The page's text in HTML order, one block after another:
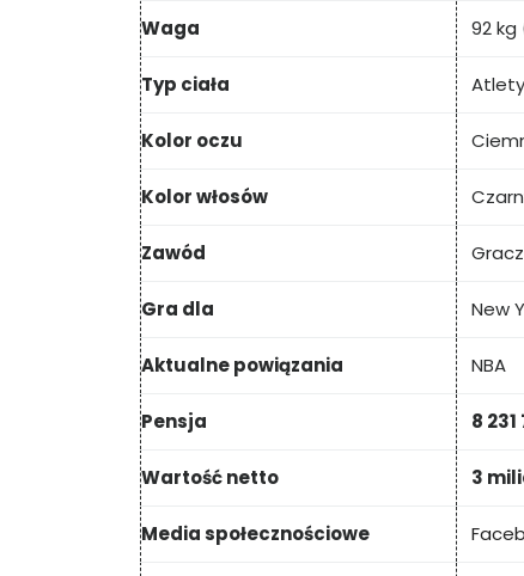
Waga 92 kg
Typ ciała
Kolor oczu
Kolor włosów
Zawód
Gra dla New
Aktualne powiązania NBA
Pensja 8 231
Wartość netto 3
Media społecznościowe